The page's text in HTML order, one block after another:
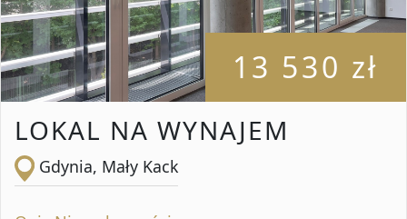
13 530 zł
LOKAL NA WYNAJEM
Gdynia, Mały Kack